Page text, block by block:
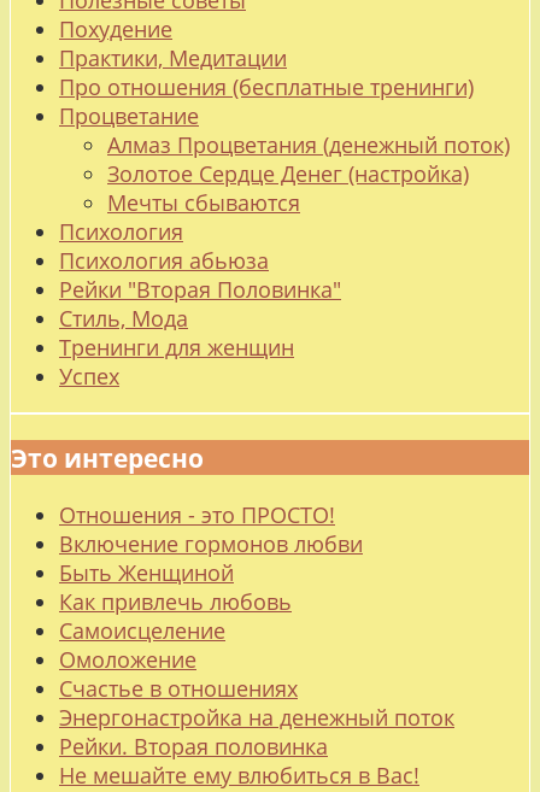
Похудение
Практики, Медитации
Про отношения (бесплатные тренинги)
Процветание
Алмаз Процветания (денежный поток)
Золотое Сердце Денег (настройка)
Мечты сбываются
Психология
Психология абьюза
Рейки "Вторая Половинка"
Стиль, Мода
Тренинги для женщин
Успех
Это интересно
Отношения - это ПРОСТО!
Включение гормонов любви
Быть Женщиной
Как привлечь любовь
Самоисцеление
Омоложение
Счастье в отношениях
Энергонастройка на денежный поток
Рейки. Вторая половинка
Не мешайте ему влюбиться в Вас!